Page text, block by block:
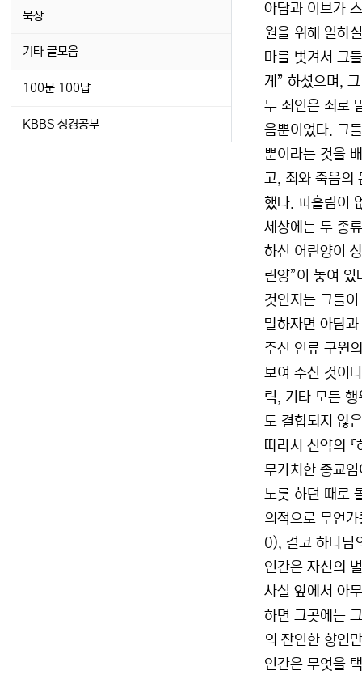
아담과 이브가
원을 위해 일하
마를 벗겨서 그
게” 하셨으며,
두 죄인은 죄로
음뿐이었다. 그
뿐이라는 것을
고, 죄와 죽음의
했다. 피흘림이
세상에는 두 종
하신 어린양이
린양”이 놓여
것인지는 그들
말하자면 아담
주신 인류 구원
보여 주신 것이
릭, 기타 모든
도 결합되지 않
따라서 신약의
무가치한 종교
노릇 하던 때로
의적으로 무언
0), 결코 하나님
인간은 자신의
사실 앞에서 아
하면 그곳에는
의 잔인한 향연
인간은 무엇을
묵상
기타 글모음
100문 100답
KBBS 성경공부